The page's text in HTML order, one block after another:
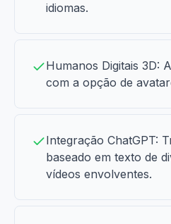
idiomas.
Humanos Digitais 3D:
com a opção de
Integração ChatGPT:
baseado em texto de
vídeos envolventes.